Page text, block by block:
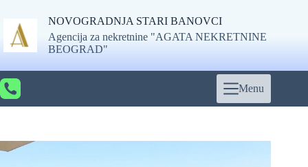
content
NOVOGRADNJA STARI BANOVCI
Agencija za nekretnine "AGATA NEKRETNINE
BEOGRAD"
Menu